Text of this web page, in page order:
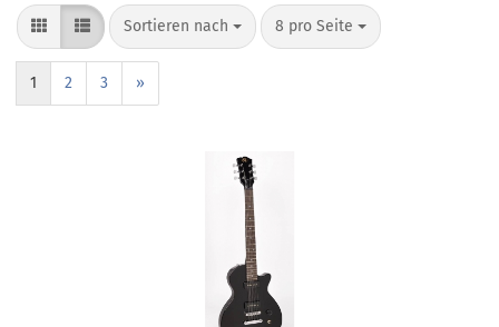
Sortieren nach
Sortieren nach 8 pro Seite
pro Seite
1 2 3 »